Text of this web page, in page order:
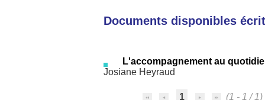
Documents disponibles
L'accompagnement au
Josiane Heyraud
1 (1 - 1 / 1)